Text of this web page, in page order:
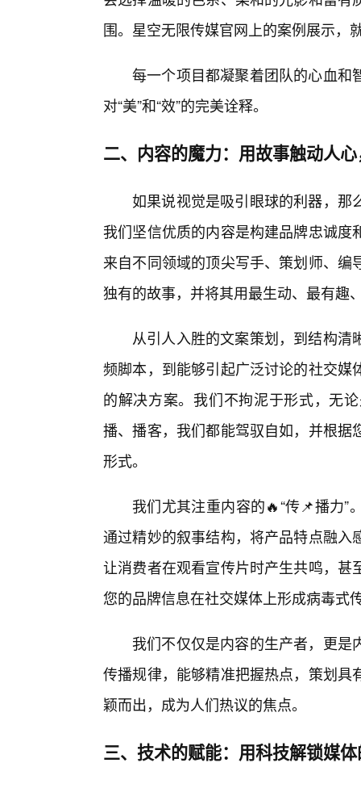
围。星空无限传媒官网上的案例展示，
每一个项目都凝聚着团队的心血和
对“美”和“效”的完美诠释。
二、内容的魔力：用故事触动人
如果说视觉是吸引眼球的利器，那
我们坚信优质的内容是构建品牌忠诚
来自不同领域的顶尖写手、策划师、
独有的故事，并将其用最生动、最有趣
从引人入胜的文案策划，到结构
频脚本，到能够引起广泛讨论的社交
的解决方案。我们不拘泥于形式，无
播、播客，我们都能驾驭自如，并根
形式。
我们尤其注重内容的🔥“传📌播力
通过精妙的叙事结构，将产品特点融
让消费者在观看宣传片时产生共鸣，
您的品牌信息在社交媒体上形成病毒式
我们不仅仅是内容的生产者，更
传播规律，能够精准把握热点，策划
颖而出，成为人们热议的焦点。
三、技术的赋能：用科技解锁媒